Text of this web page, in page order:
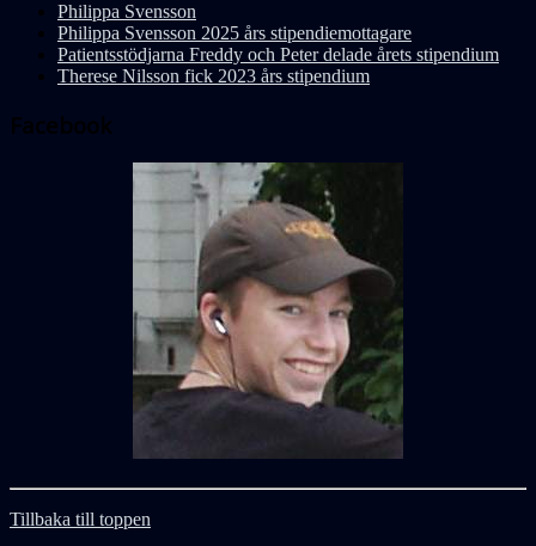
Philippa Svensson
Philippa Svensson 2025 års stipendiemottagare
Patientsstödjarna Freddy och Peter delade årets stipendium
Therese Nilsson fick 2023 års stipendium
Facebook
Tillbaka till toppen